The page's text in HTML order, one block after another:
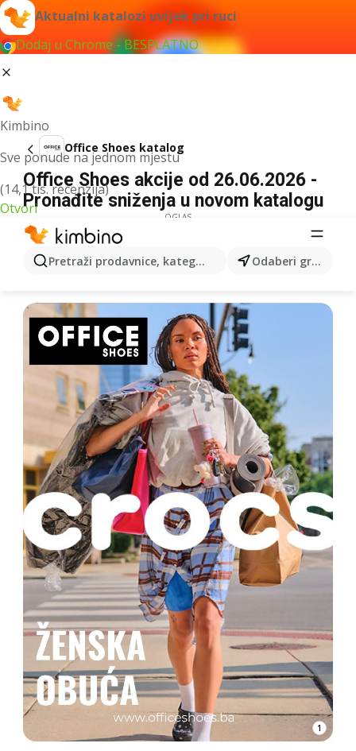
Aktualni katalozi uvijek pri ruci
Dodaj u Chrome - BESPLATNO
Kimbino
Sve ponude na jednom mjestu
(14,1 tis. recenzija)
Otvori
Pretraži prodavnice, kategorije, proizvode... Odaberi grad
Office Shoes katalog
Office Shoes akcije od 26.06.2026 -
Pronađite sniženja u novom katalogu
OGLAS
1